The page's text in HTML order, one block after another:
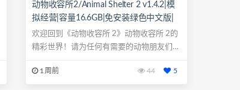
动物收容所2/Animal Shelter 2 v1.4.2|模
拟经营|容量16.6GB|免安装绿色中文版|
支持键盘.鼠标.手柄
欢迎回到《动物收容所 2》动物收容所 2的
精彩世界！请为任何有需要的动物朋友们提
1周前 44 5